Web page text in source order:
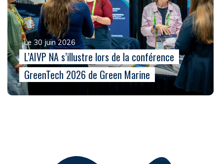
Le 30 juin 2026
L’AIVP NA s’illustre lors de la conférence
GreenTech 2026 de Green Marine